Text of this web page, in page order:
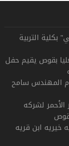
بكلية التربية
بقوص يقيم حفل
المهندس سامح
لشركه
ابن قريه